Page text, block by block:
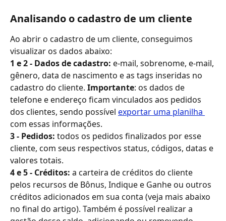
Analisando o cadastro de um cliente
Ao abrir o cadastro de um cliente, conseguimos
visualizar os dados abaixo:
1 e 2 - Dados de cadastro: e-mail, sobrenome, e-mail,
gênero, data de nascimento e as tags inseridas no
cadastro do cliente. Importante: os dados de
telefone e endereço ficam vinculados aos pedidos
dos clientes, sendo possível exportar uma planilha
com essas informações.
3 - Pedidos: todos os pedidos finalizados por esse
cliente, com seus respectivos status, códigos, datas e
valores totais.
4 e 5 - Créditos: a carteira de créditos do cliente
pelos recursos de Bônus, Indique e Ganhe ou outros
créditos adicionados em sua conta (veja mais abaixo
no final do artigo). Também é possível realizar a